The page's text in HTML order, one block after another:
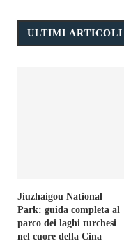
ULTIMI ARTICOLI
Jiuzhaigou National
Park: guida completa al
parco dei laghi turchesi
nel cuore della Cina